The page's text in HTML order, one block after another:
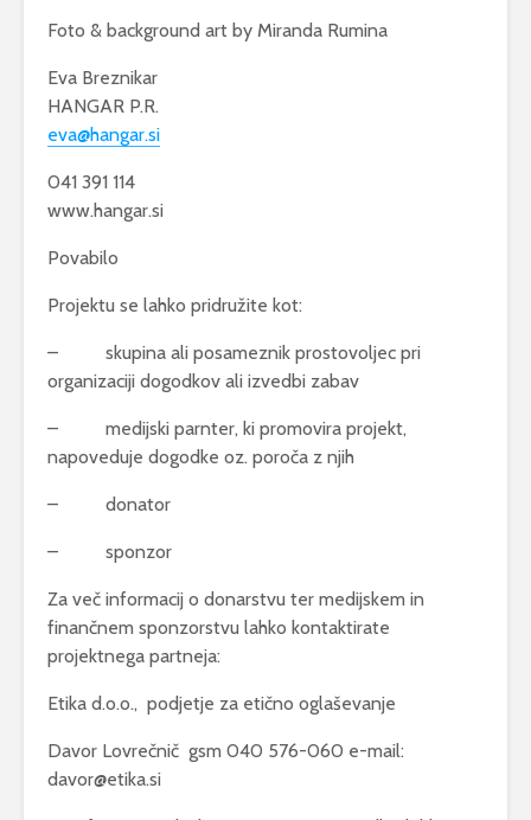
Foto & background art by Miranda Rumina
Eva Breznikar
HANGAR P.R.
eva@hangar.si
041 391 114
www.hangar.si
Povabilo
Projektu se lahko pridružite kot:
– skupina ali posameznik prostovoljec pri
organizaciji dogodkov ali izvedbi zabav
– medijski parnter, ki promovira projekt,
napoveduje dogodke oz. poroča z njih
– donator
– sponzor
Za več informacij o donarstvu ter medijskem in
finančnem sponzorstvu lahko kontaktirate
projektnega partneja:
Etika d.o.o., podjetje za etično oglaševanje
Davor Lovrečnič gsm 040 576-060 e-mail:
davor@etika.si